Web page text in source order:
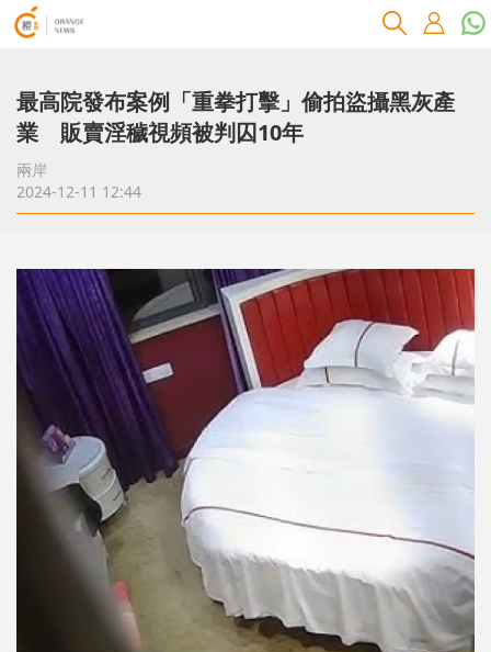
最高院發布案例「重拳打擊」偷拍盜攝黑灰產
業 販賣淫穢視頻被判囚10年
兩岸
2024-12-11 12:44